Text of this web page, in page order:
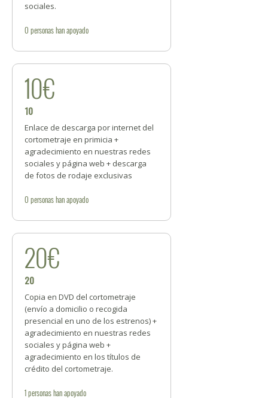
sociales.
0 personashan apoyado
10€
10
Enlace de descarga por internet del
cortometraje en primicia +
agradecimiento en nuestras redes
sociales y página web + descarga
de fotos de rodaje exclusivas
0 personashan apoyado
20€
20
Copia en DVD del cortometraje
(envío a domicilio o recogida
presencial en uno de los estrenos) +
agradecimiento en nuestras redes
sociales y página web +
agradecimiento en los títulos de
crédito del cortometraje.
1personashan apoyado